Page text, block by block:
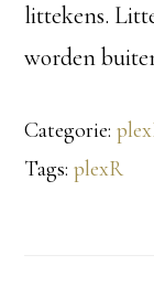
littekens.
worden
Categorie:
Tags:plexR